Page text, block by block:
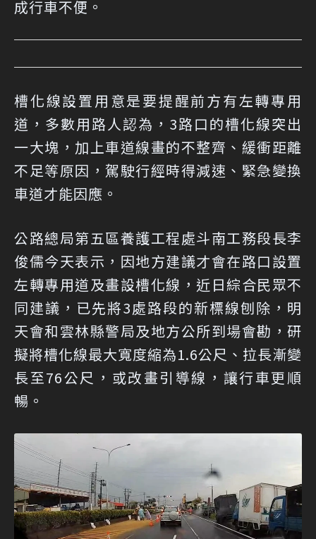
成行車不便。
槽化線設置用意是要提醒前方有左轉專用
道，多數用路人認為，3路口的槽化線突出
一大塊，加上車道線畫的不整齊、緩衝距離
不足等原因，駕駛行經時得減速、緊急變換
車道才能因應。
公路總局第五區養護工程處斗南工務段長李
俊儒今天表示，因地方建議才會在路口設置
左轉專用道及畫設槽化線，近日綜合民眾不
同建議，已先將3處路段的新標線刨除，明
天會和雲林縣警局及地方公所到場會勘，研
擬將槽化線最大寬度縮為1.6公尺、拉長漸變
長至76公尺，或改畫引導線，讓行車更順
暢。